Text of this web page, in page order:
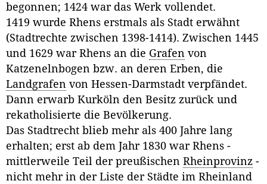
begonnen; 1424 war das Werk vollendet.
1419 wurde Rhens erstmals als Stadt erwähnt
(Stadtrechte zwischen 1398-1414). Zwischen 1445
und 1629 war Rhens an die Grafen von
Katzenelnbogen bzw. an deren Erben, die
Landgrafen von Hessen-Darmstadt verpfändet.
Dann erwarb Kurköln den Besitz zurück und
rekatholisierte die Bevölkerung.
Das Stadtrecht blieb mehr als 400 Jahre lang
erhalten; erst ab dem Jahr 1830 war Rhens -
mittlerweile Teil der preußischen Rheinprovinz -
nicht mehr in der Liste der Städte im Rheinland